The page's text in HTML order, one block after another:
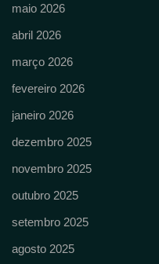
maio 2026
abril 2026
março 2026
fevereiro 2026
janeiro 2026
dezembro 2025
novembro 2025
outubro 2025
setembro 2025
agosto 2025